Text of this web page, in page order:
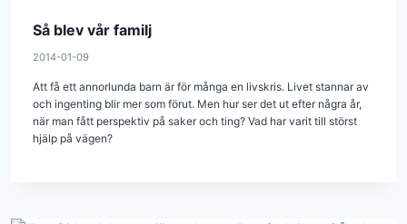
Så blev vår familj
2014-01-09
Att få ett annorlunda barn är för många en livskris. Livet stannar av
och ingenting blir mer som förut. Men hur ser det ut efter några år,
när man fått perspektiv på saker och ting? Vad har varit till störst
hjälp på vägen?